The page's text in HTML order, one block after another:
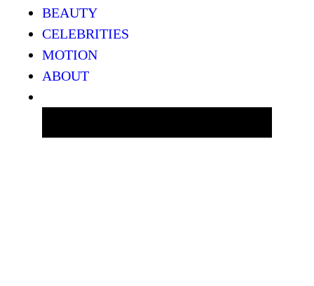
BEAUTY
CELEBRITIES
MOTION
ABOUT